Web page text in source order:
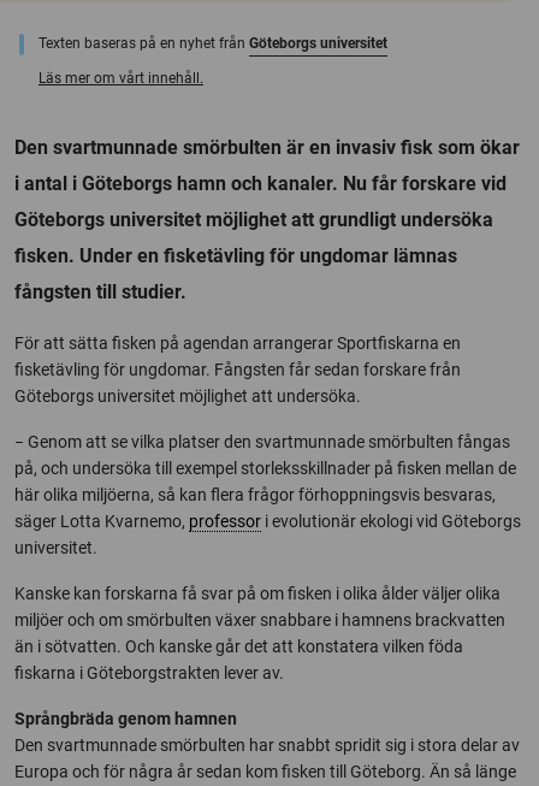
Texten baseras på en nyhet från Göteborgs universitet
Läs mer om vårt innehåll.
Den svartmunnade smörbulten är en invasiv fisk som ökar
i antal i Göteborgs hamn och kanaler. Nu får forskare vid
Göteborgs universitet möjlighet att grundligt undersöka
fisken. Under en fisketävling för ungdomar lämnas
fångsten till studier.
För att sätta fisken på agendan arrangerar Sportfiskarna en
fisketävling för ungdomar. Fångsten får sedan forskare från
Göteborgs universitet möjlighet att undersöka.
− Genom att se vilka platser den svartmunnade smörbulten fångas
på, och undersöka till exempel storleksskillnader på fisken mellan de
här olika miljöerna, så kan flera frågor förhoppningsvis besvaras,
säger Lotta Kvarnemo, professor i evolutionär ekologi vid Göteborgs
universitet.
Kanske kan forskarna få svar på om fisken i olika ålder väljer olika
miljöer och om smörbulten växer snabbare i hamnens brackvatten
än i sötvatten. Och kanske går det att konstatera vilken föda
fiskarna i Göteborgstrakten lever av.
Språngbräda genom hamnen
Den svartmunnade smörbulten har snabbt spridit sig i stora delar av
Europa och för några år sedan kom fisken till Göteborg. Än så länge